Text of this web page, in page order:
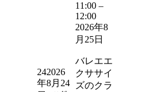
242026
年8月24
11:00 –
12:00
2026年8
月25日
バレエエ
クササイ
ズのクラ